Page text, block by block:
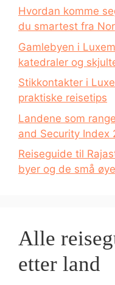
Hvordan komme
du smartest fra
Gamlebyen i
katedraler og
Stikkontakter i
praktiske reisetips
Landene som
and Security Index
Reiseguide til
byer og de små
Alle
etter land